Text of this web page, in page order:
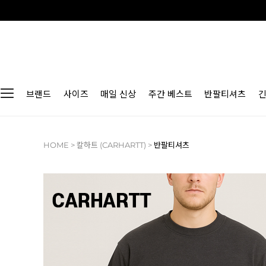
브랜드 사이즈 매일 신상 주간 베스트 반팔티셔츠
HOME >칼하트 (CARHARTT) > 반팔티셔츠